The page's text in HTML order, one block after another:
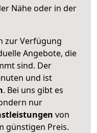
Nähe oder in der
zur Verfügung
Angebote, die
sind. Der
und ist
. Bei uns gibt es
nur
von
günstigen Preis.